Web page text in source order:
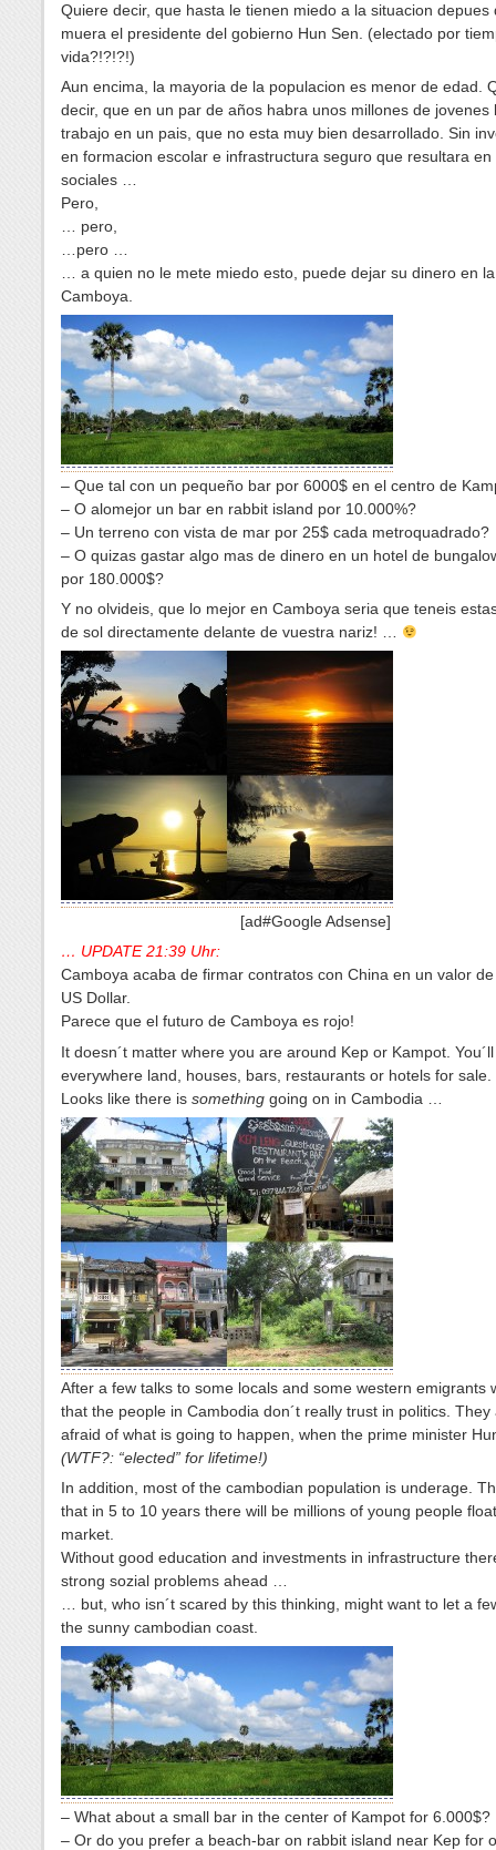
Quiere decir, que hasta le tienen miedo a la situacion depues
muera el presidente del gobierno Hun Sen. (electado por
vida?!?!?!)
Aun encima, la mayoria de la populacion es menor de edad.
decir, que en un par de años habra unos millones de jovenes
trabajo en un pais, que no esta muy bien desarrollado. Sin
en formacion escolar e infrastructura seguro que resultara en
sociales …
Pero,
… pero,
…pero …
… a quien no le mete miedo esto, puede dejar su dinero en
Camboya.
– Que tal con un pequeño bar por 6000$ en el centro de
– O alomejor un bar en rabbit island por 10.000%?
– Un terreno con vista de mar por 25$ cada metroquadrado?
– O quizas gastar algo mas de dinero en un hotel de
por 180.000$?
Y no olvideis, que lo mejor en Camboya seria que teneis
de sol directamente delante de vuestra nariz! …
[ad#Google Adsense]
… UPDATE 21:39 Uhr:
Camboya acaba de firmar contratos con China en un valor
US Dollar.
Parece que el futuro de Camboya es rojo!
It doesn´t matter where you are around Kep or Kampot.
everywhere land, houses, bars, restaurants or hotels for sale.
Looks like there is something going on in Cambodia …
After a few talks to some locals and some western emigrants
that the people in Cambodia don´t really trust in politics. They
afraid of what is going to happen, when the prime minister
(WTF?: “elected” for lifetime!)
In addition, most of the cambodian population is underage.
that in 5 to 10 years there will be millions of young people
market.
Without good education and investments in infrastructure
strong sozial problems ahead …
… but, who isn´t scared by this thinking, might want to let a
the sunny cambodian coast.
– What about a small bar in the center of Kampot for 6.000$?
– Or do you prefer a beach-bar on rabbit island near Kep for